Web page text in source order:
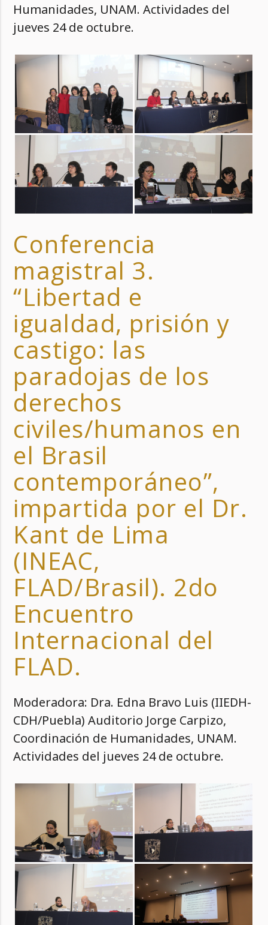
Humanidades, UNAM. Actividades del
jueves 24 de octubre.
Conferencia
magistral 3.
“Libertad e
igualdad, prisión y
castigo: las
paradojas de los
derechos
civiles/humanos en
el Brasil
contemporáneo”,
impartida por el Dr.
Kant de Lima
(INEAC,
FLAD/Brasil). 2do
Encuentro
Internacional del
FLAD.
Moderadora: Dra. Edna Bravo Luis (IIEDH-
CDH/Puebla) Auditorio Jorge Carpizo,
Coordinación de Humanidades, UNAM.
Actividades del jueves 24 de octubre.